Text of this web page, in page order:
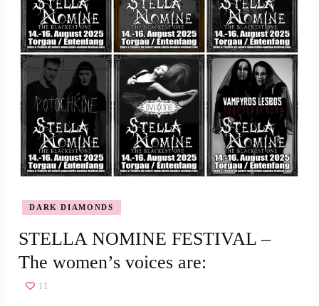
DARK DIAMONDS
STELLA NOMINE FESTIVAL –
The women’s voices are:
11